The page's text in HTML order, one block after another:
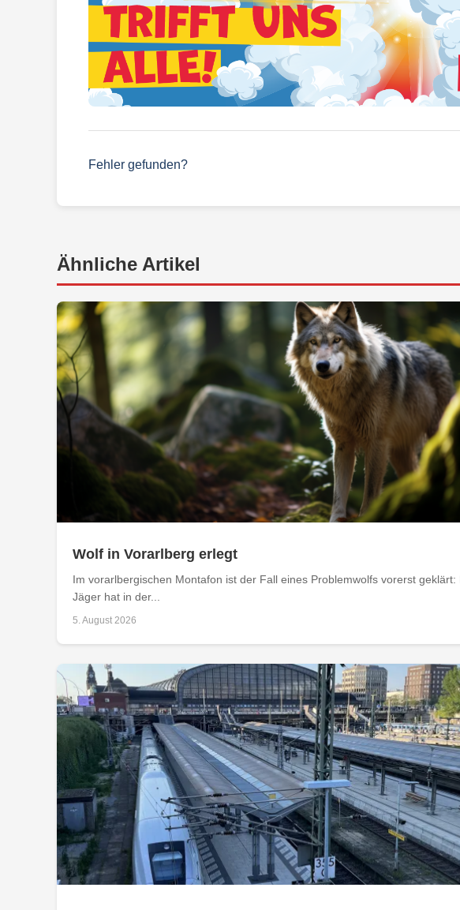
Fehler gefunden?
Ähnliche Artikel
Wolf in Vorarlberg erlegt
Im vorarlbergischen Montafon ist der Fall eines Problemwolfs vorerst geklärt:
Jäger hat in der...
5. August 2026